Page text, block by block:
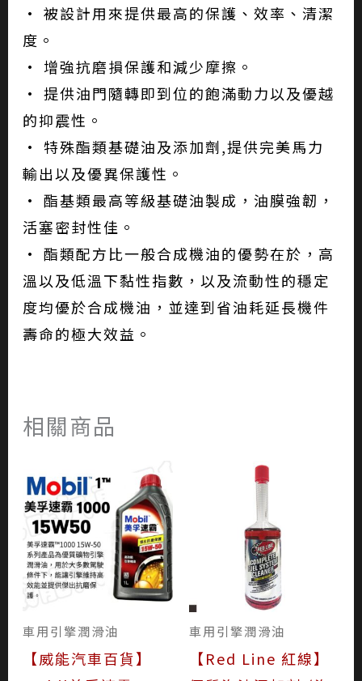
• 被設計用來提供最高的保護、效率、清潔
度。
• 增強抗磨損保護和減少摩擦。
• 提供油門隨轉即到位的飽滿動力以及優越
的抑震性。
• 特殊酯類基礎油及添加劑,提供完美馬力
輸出以及優異保護性。
• 酯基類最高等級基礎油製成，油膜強韌，
活塞密封性佳。
• 酯類配方比一般合成機油的優勢在於，高
溫以及低溫下黏性指數，以及流動性的穩定
度均優於合成機油，並達到省油耗延長機件
壽命的極大效益。
相關商品
車用引擎潤滑油
【威能汽車百貨】
車用引擎潤滑油
【Red Line 紅線】